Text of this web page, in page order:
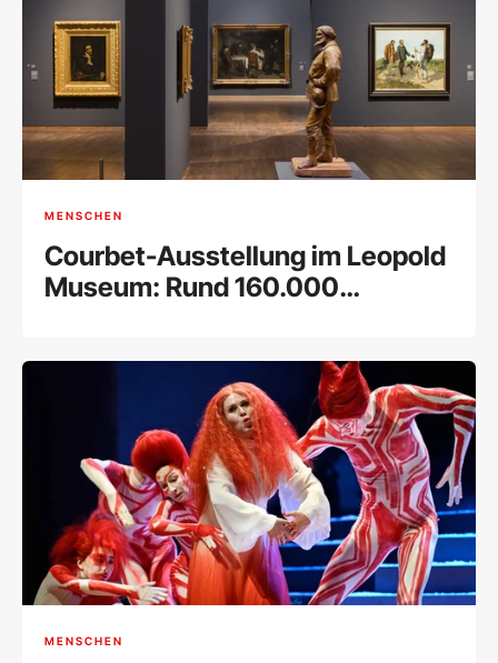
MENSCHEN
Courbet-Ausstellung im Leopold
Museum: Rund 160.000
MENSCHEN